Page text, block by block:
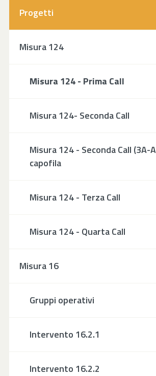
Progetti
Misura 124
Misura 124 - Prima Call
Misura 124- Seconda Call
Misura 124 - Seconda Call (3A-
capofila
Misura 124 - Terza Call
Misura 124 - Quarta Call
Misura 16
Gruppi operativi
Intervento 16.2.1
Intervento 16.2.2